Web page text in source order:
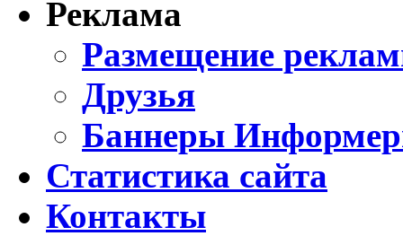
Реклама
Размещение
Друзья
Баннеры
Статистика сайта
Контакты